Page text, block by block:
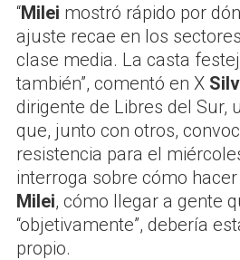
“Milei mostró rápido por
ajuste recae en los
clase media. La casta
también”, comentó en X
dirigente de Libres del Sur,
que, junto con otros,
resistencia para el
interroga sobre cómo
Milei, cómo llegar a gente
“objetivamente”, debería
propio.